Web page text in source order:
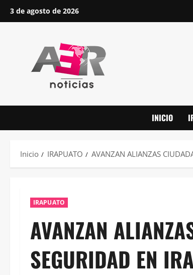
Saltar3 de agosto de 2026
INICIO
Inicio IRAPUATO AVANZAN ALIANZAS
IRAPUATO
AVANZAN
SEGURIDAD EN